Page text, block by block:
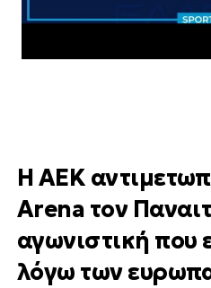
Η ΑΕΚ
Arena τον
αγωνιστική που
λόγω των